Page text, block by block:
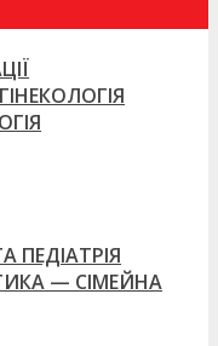
ПЕДІАТРІЯ
— СІМЕЙНА